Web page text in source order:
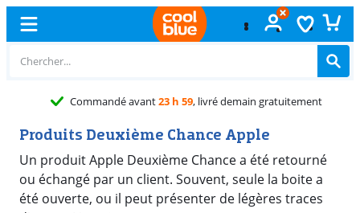
23 h 59, livré demain gratuitement
Produits Deuxième Chance Apple
Un produit Apple Deuxième Chance a été retourné
ou échangé par un client. Souvent, seule la boite a
été ouverte, ou il peut présenter de légères traces